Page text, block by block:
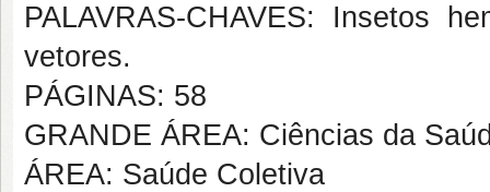
PALAVRAS-CHAVES: Insetos
vetores.
PÁGINAS: 58
GRANDE ÁREA: Ciências da
ÁREA: Saúde Coletiva